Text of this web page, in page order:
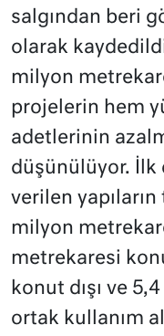
salgından beri
olarak
milyon
projelerin hem
adetlerinin
düşünülüyor. İlk
verilen
milyon
metrekaresi
konut dışı ve
ortak kullanım